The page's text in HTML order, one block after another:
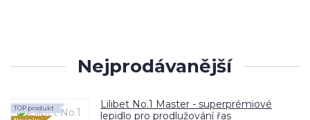
Nejprodávanější
Lilibet No.1 Master - superprémiové
lepidlo pro prodlužování řas
TOP produkt